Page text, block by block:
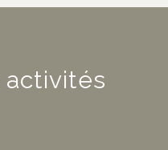
activités